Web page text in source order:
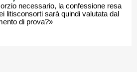
necessario, la confessione resa
litisconsorti sarà quindi valutata dal
di prova?»